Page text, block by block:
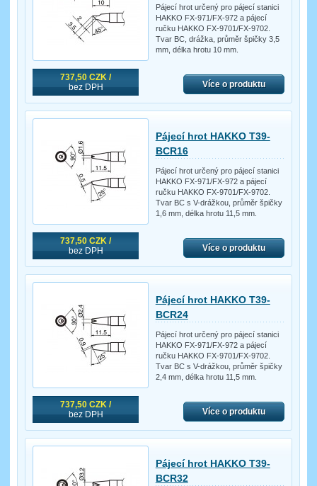
737,50 CZK /
bez DPH
Pájecí hrot určený pro pájecí stanici
HAKKO FX-971/FX-972 a pájecí
ručku HAKKO FX-9701/FX-9702.
Tvar BC, drážka, průměr špičky 3,5
mm, délka hrotu 10 mm.
Více o produktu
737,50 CZK /
bez DPH
Pájecí hrot HAKKO T39-
BCR16
Pájecí hrot určený pro pájecí stanici
HAKKO FX-971/FX-972 a pájecí
ručku HAKKO FX-9701/FX-9702.
Tvar BC s V-drážkou, průměr špičky
1,6 mm, délka hrotu 11,5 mm.
Více o produktu
737,50 CZK /
bez DPH
Pájecí hrot HAKKO T39-
BCR24
Pájecí hrot určený pro pájecí stanici
HAKKO FX-971/FX-972 a pájecí
ručku HAKKO FX-9701/FX-9702.
Tvar BC s V-drážkou, průměr špičky
2,4 mm, délka hrotu 11,5 mm.
Více o produktu
Pájecí hrot HAKKO T39-
BCR32